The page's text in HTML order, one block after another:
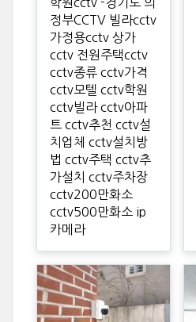
정부CCTV 빌라cctv
가정용cctv 상가
cctv 전원주택cctv
cctv종류 cctv가격
cctv모텔 cctv학원
cctv빌라 cctv아파
트 cctv추천 cctv설
치업체 cctv설치방
법 cctv주택 cctv추
가설치 cctv주차장
cctv200만화소
cctv500만화소 ip
카메라